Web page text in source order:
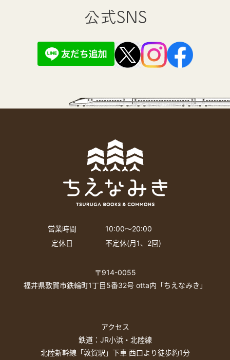
公式SNS
営業時間
10:00〜20:00
定休日
不定休(月1、2回)
〒914-0055
福井県敦賀市鉄輪町1丁目5番32号 otta内「ちえなみき」
アクセス
鉄道：JR小浜・北陸線
北陸新幹線「敦賀駅」下車 西口より徒歩約1分